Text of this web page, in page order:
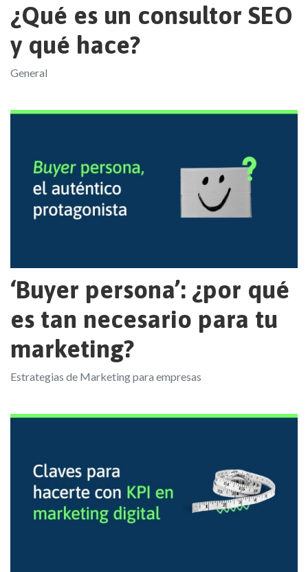
¿Qué es un consultor SEO
y qué hace?
General
‘Buyer persona’: ¿por qué
es tan necesario para tu
marketing?
Estrategias de Marketing para empresas